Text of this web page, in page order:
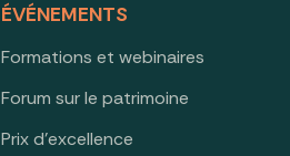
ÉVÉNEMENTS
Formations et webinaires
Forum sur le patrimoine
Prix d’excellence